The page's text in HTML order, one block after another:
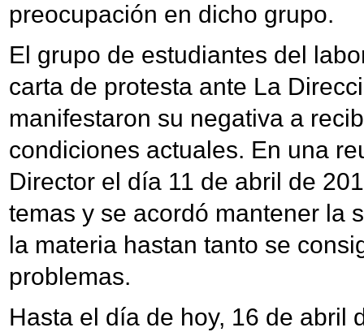
preocupación en dicho grupo.
El grupo de estudiantes del
carta de protesta ante La
manifestaron su negativa a
condiciones actuales. En una
Director el día 11 de abril de
temas y se acordó mantener la
la materia hastan tanto se
problemas.
Hasta el día de hoy, 16 de abril